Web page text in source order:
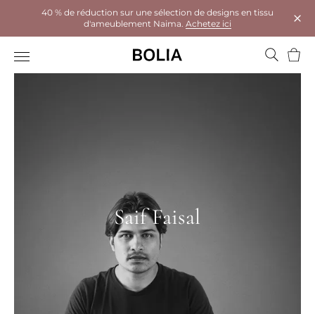
40 % de réduction sur une sélection de designs en tissu
d'ameublement Naima. Achetez ici
Saif Faisal